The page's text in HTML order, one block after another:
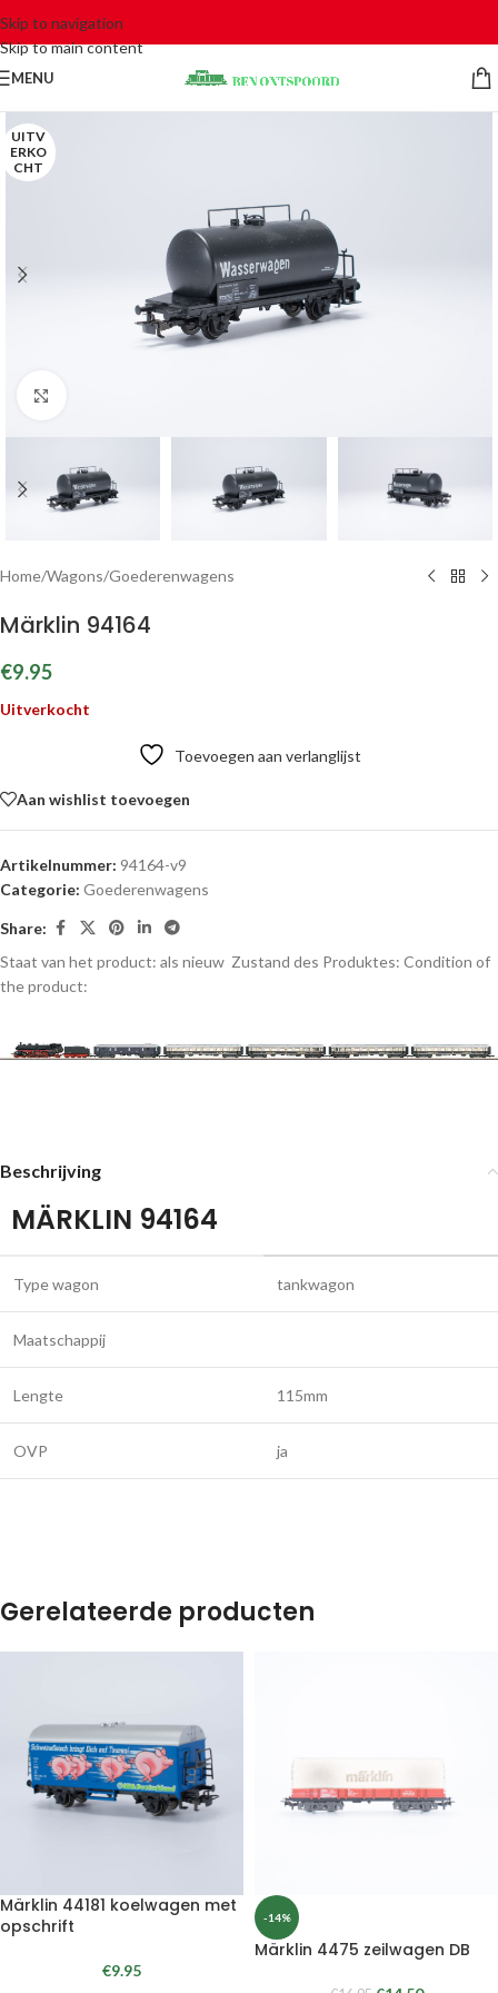
Skip to navigation
Skip to main content
MENU
UITV
ERKO
CHT
Home/Wagons/Goederenwagens
Märklin 94164
€9.95
Uitverkocht
Toevoegen aan verlanglijst
Aan wishlist toevoegen
Artikelnummer: 94164-v9
Categorie: Goederenwagens
Share:
Staat van het product: als nieuw Zustand des Produktes: Condition of
the product:
Beschrijving
MÄRKLIN 94164
Type wagon tankwagon
Maatschappij
Lengte 115mm
OVP ja
Gerelateerde producten
Märklin 44181 koelwagen met
opschrift
€9.95
-14%
Märklin 4475 zeilwagen DB